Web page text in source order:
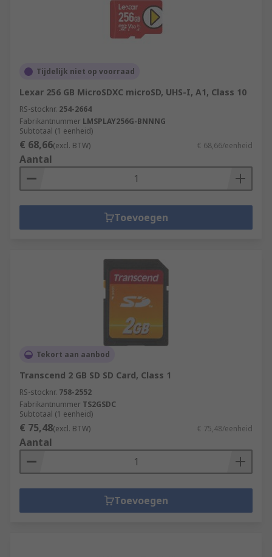
Tijdelijk niet op voorraad
Lexar 256 GB MicroSDXC microSD, UHS-I, A1, Class 10
RS-stocknr. 254-2664
Fabrikantnummer LMSPLAY256G-BNNNG
Subtotaal (1 eenheid)
€ 68,66(excl. BTW) € 68,66/eenheid
Aantal
Toevoegen
Tekort aan aanbod
Transcend 2 GB SD SD Card, Class 1
RS-stocknr. 758-2552
Fabrikantnummer TS2GSDC
Subtotaal (1 eenheid)
€ 75,48(excl. BTW) € 75,48/eenheid
Aantal
Toevoegen